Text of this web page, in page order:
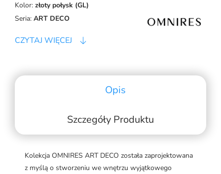
Kolor: złoty połysk (GL)
Seria: ART DECO
CZYTAJ WIĘCEJ
Opis
Szczegóły Produktu
Kolekcja OMNIRES ART DECO została zaprojektowana
z myślą o stworzeniu we wnętrzu wyjątkowego